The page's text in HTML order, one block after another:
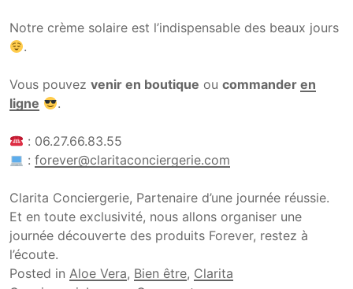
Notre crème solaire est l’indispensable des beaux jours
.
Vous pouvez venir en boutique ou commander en
ligne
.
: 06.27.66.83.55
:forever@claritaconciergerie.com
Clarita Conciergerie, Partenaire d’une journée réussie.
Et en toute exclusivité, nous allons organiser une
journée découverte des produits Forever, restez à
l’écoute.
Posted in Aloe Vera, Bien être, Clarita